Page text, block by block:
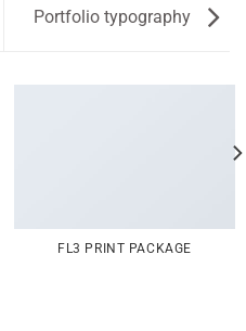
Portfolio typography
FL3 PRINT PACKAGE